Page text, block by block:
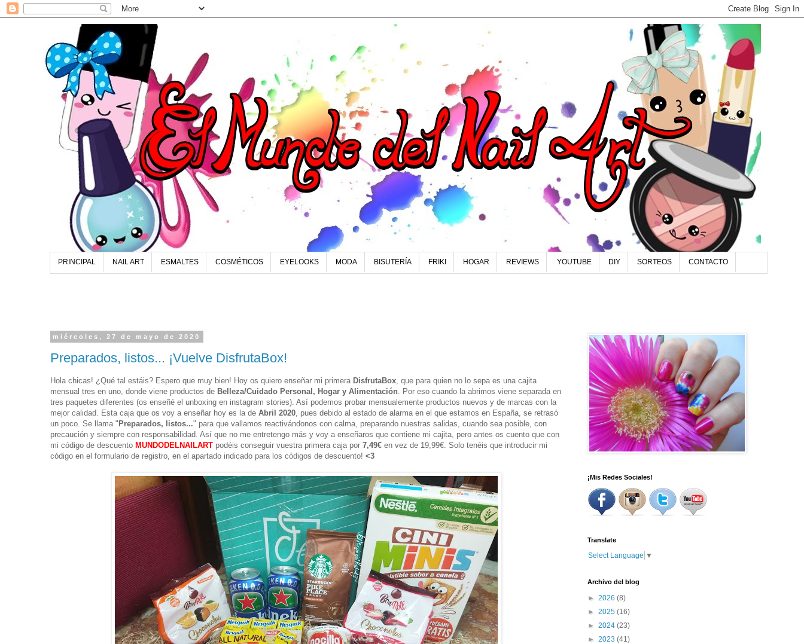
PRINCIPAL NAIL ART ESMALTES COSMÉTICOS EYELOOKS MODA BISUTERÍA FRIKI HOGAR REVIEWS YOUTUBE DIY SORTEOS CONTACTO
miércoles, 27 de mayo de 2020
Preparados, listos... ¡Vuelve DisfrutaBox!
Hola chicas! ¿Qué tal estáis? Espero que muy bien! Hoy os quiero enseñar mi primera DisfrutaBox , que para quien no lo sepa es una cajita
mensual tres en uno, donde viene productos de Belleza/Cuidado Personal, Hogar y Alimentación . Por eso cuando la abrimos viene separada en
tres paquetes diferentes (os enseñé el unboxing en instagram stories). Así podemos probar mensualemente productos nuevos y de marcas con la
mejor calidad. Esta caja que os voy a enseñar hoy es la de Abril 2020 , pues debido al estado de alarma en el que estamos en España, se retrasó
un poco. Se llama "Preparados, listos..." para que vallamos reactivándonos con calma, preparando nuestras salidas, cuando sea posible, con
precaución y siempre con responsabilidad. Así que no me entretengo más y voy a enseñaros que contiene mi cajita, pero antes os cuento que con
mi código de descuento MUNDODELNAILART podéis conseguir vuestra primera caja por 7,49€ en vez de 19,99€. Solo tenéis que introducir mi
código en el formulario de registro, en el apartado indicado para los códigos de descuento! <3
¡Mis Redes Sociales!
Translate
Select Language ▼
Archivo del blog
► 2026 (8)
► 2025 (16)
► 2024 (23)
► 2023 (41)